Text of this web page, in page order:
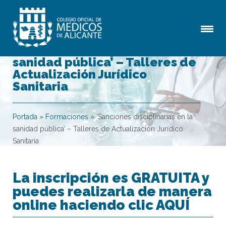
‘Sanciones disciplinarias en la
sanidad pública’ – Talleres de
Actualización Jurídico
Sanitaria
Portada » Formaciones»‘Sanciones disciplinarias en la
sanidad pública’ – Talleres de Actualización Jurídico
Sanitaria
La inscripción es GRATUITA y
puedes realizarla de manera
online haciendo clic AQUÍ